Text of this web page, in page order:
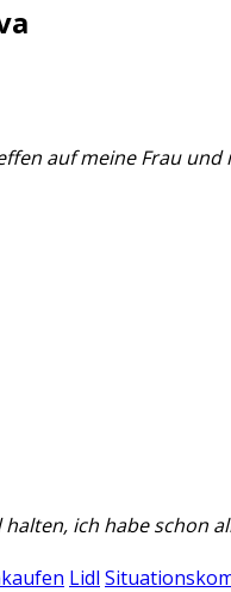
auf meine Frau
ich habe schon
Lidl